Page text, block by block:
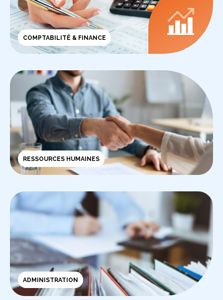
COMPTABILITÉ & FINANCE
RESSOURCES HUMAINES
ADMINISTRATION